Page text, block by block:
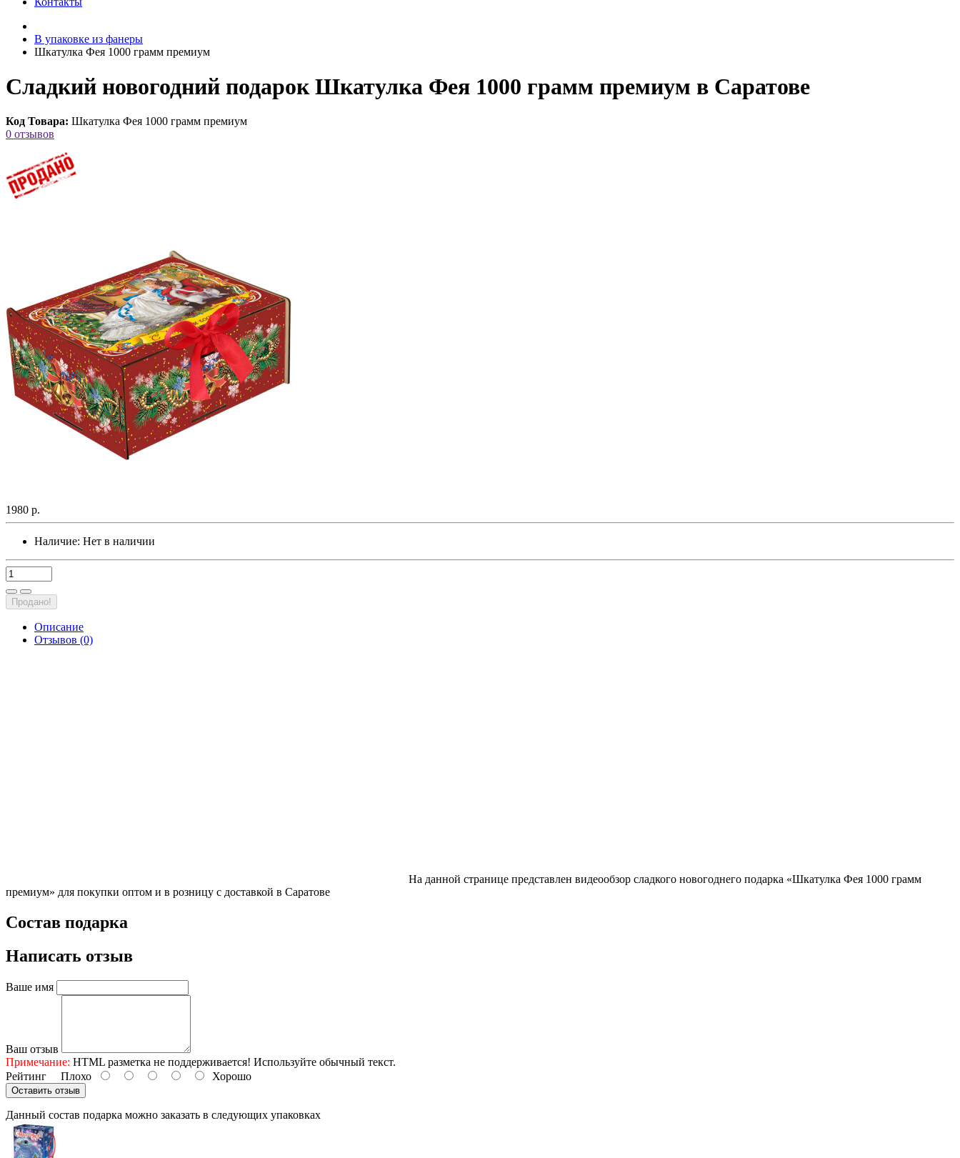
В упаковке из фанеры
Шкатулка Фея 1000 грамм премиум
Сладкий новогодний подарок Шкатулка Фея 1000 грамм премиум в Саратове
Код Товара: Шкатулка Фея 1000 грамм премиум
0 отзывов
1980 р.
Наличие: Нет в наличии
Продано!
Описание
Отзывов (0)
На данной странице представлен видеообзор сладкого новогоднего подарка «Шкатулка Фея 1000 грамм
премиум» для покупки оптом и в розницу с доставкой в Саратове
Состав подарка
Написать отзыв
Ваше имя
Ваш отзыв
Примечание: HTML разметка не поддерживается! Используйте обычный текст.
Рейтинг Плохо Хорошо
Оставить отзыв
Данный состав подарка можно заказать в следующих упаковках